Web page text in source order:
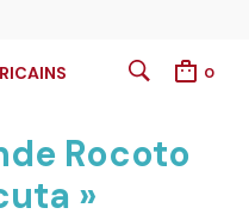
0
Rocoto
»